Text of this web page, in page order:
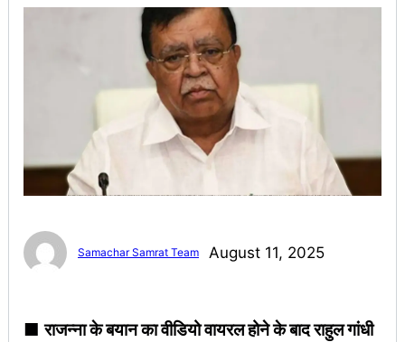
Samachar Samrat Team August 11, 2025
■राजन्ना के बयान का वीडियो वायरल होने के बाद राहुल गांधी